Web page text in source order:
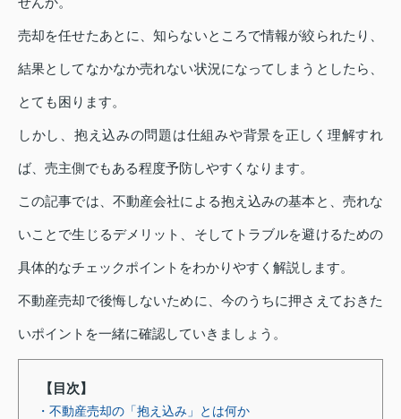
売却を任せたあとに、知らないところで情報が絞られたり、
結果としてなかなか売れない状況になってしまうとしたら、
とても困ります。
しかし、抱え込みの問題は仕組みや背景を正しく理解すれ
ば、売主側でもある程度予防しやすくなります。
この記事では、不動産会社による抱え込みの基本と、売れな
いことで生じるデメリット、そしてトラブルを避けるための
具体的なチェックポイントをわかりやすく解説します。
不動産売却で後悔しないために、今のうちに押さえておきた
いポイントを一緒に確認していきましょう。
【目次】
・不動産売却の「抱え込み」とは何か